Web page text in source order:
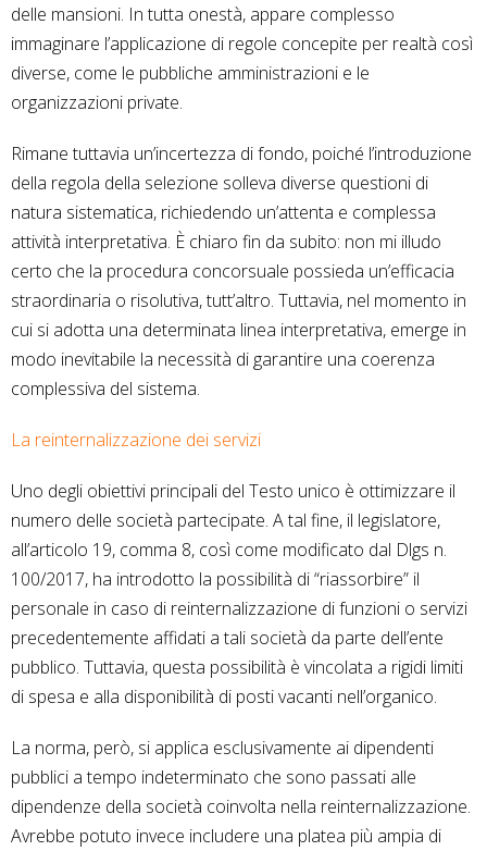
delle mansioni. In tutta onestà, appare complesso
immaginare l’applicazione di regole concepite per realtà così
diverse, come le pubbliche amministrazioni e le
organizzazioni private.
Rimane tuttavia un’incertezza di fondo, poiché l’introduzione
della regola della selezione solleva diverse questioni di
natura sistematica, richiedendo un’attenta e complessa
attività interpretativa. È chiaro fin da subito: non mi illudo
certo che la procedura concorsuale possieda un’efficacia
straordinaria o risolutiva, tutt’altro. Tuttavia, nel momento in
cui si adotta una determinata linea interpretativa, emerge in
modo inevitabile la necessità di garantire una coerenza
complessiva del sistema.
La reinternalizzazione dei servizi
Uno degli obiettivi principali del Testo unico è ottimizzare il
numero delle società partecipate. A tal fine, il legislatore,
all’articolo 19, comma 8, così come modificato dal Dlgs n.
100/2017, ha introdotto la possibilità di “riassorbire” il
personale in caso di reinternalizzazione di funzioni o servizi
precedentemente affidati a tali società da parte dell’ente
pubblico. Tuttavia, questa possibilità è vincolata a rigidi limiti
di spesa e alla disponibilità di posti vacanti nell’organico.
La norma, però, si applica esclusivamente ai dipendenti
pubblici a tempo indeterminato che sono passati alle
dipendenze della società coinvolta nella reinternalizzazione.
Avrebbe potuto invece includere una platea più ampia di